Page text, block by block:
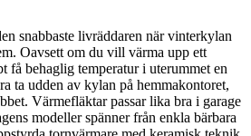
snabbaste livräddaren när vinterkylan
Oavsett om du vill värma upp ett
få behaglig temperatur i uterummet en
ta udden av kylan på hemmakontoret,
Värmefläktar passar lika bra i garage
modeller spänner från enkla bärbara